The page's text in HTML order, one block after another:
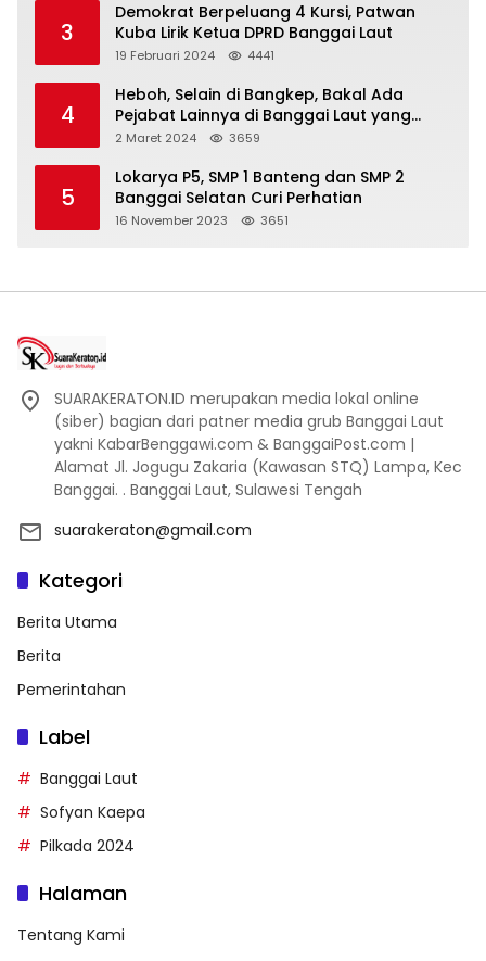
3
Demokrat Berpeluang 4 Kursi, Patwan
Kuba Lirik Ketua DPRD Banggai Laut
19 Februari 2024 4441
4
Heboh, Selain di Bangkep, Bakal Ada
Pejabat Lainnya di Banggai Laut yang
Bakal di Ciduk, Bagini Kata Kapolres!
2 Maret 2024 3659
5
Lokarya P5, SMP 1 Banteng dan SMP 2
Banggai Selatan Curi Perhatian
16 November 2023 3651
SUARAKERATON.ID merupakan media lokal online
(siber) bagian dari patner media grub Banggai Laut
yakni KabarBenggawi.com & BanggaiPost.com |
Alamat Jl. Jogugu Zakaria (Kawasan STQ) Lampa, Kec
Banggai. . Banggai Laut, Sulawesi Tengah
suarakeraton@gmail.com
Kategori
Berita Utama
Berita
Pemerintahan
Label
Banggai Laut
Sofyan Kaepa
Pilkada 2024
Halaman
Tentang Kami